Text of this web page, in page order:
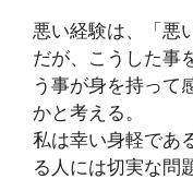
悪い経験は、「悪
だが、こうした事
う事が身を持って
かと考える。
私は幸い身軽であ
る人には切実な問